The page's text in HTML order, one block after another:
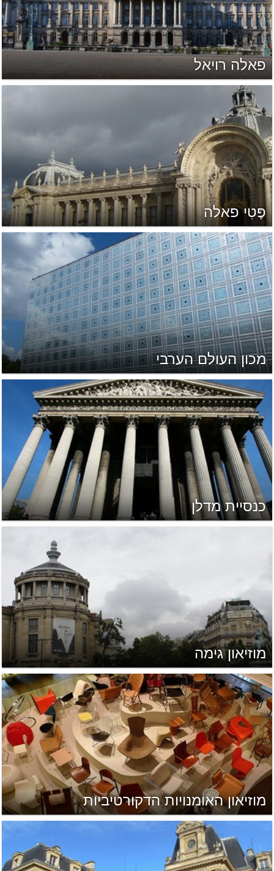
פאלה רויאל
פֶּטִי פאלה
מכון העולם הערבי
כנסיית מדלן
מוזיאון גימה
מוזיאון האומנויות הדקורטיביות